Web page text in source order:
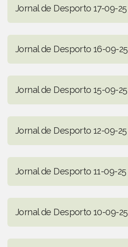
Jornal de Desporto 17-09-25
Jornal de Desporto 16-09-25
Jornal de Desporto 15-09-25
Jornal de Desporto 12-09-25
Jornal de Desporto 11-09-25
Jornal de Desporto 10-09-25